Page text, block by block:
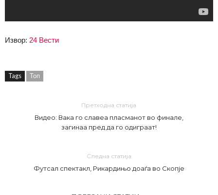
Извор: 24 Вести
Tags Топ
Претходна статија
Видео: Вака го славеа пласманот во финале,
загинаа пред да го одиграат!
Следна статија
Футсал спектакл, Рикардињо доаѓа во Скопје